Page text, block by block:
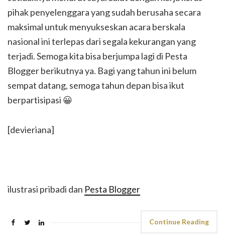
pihak penyelenggara yang sudah berusaha secara
maksimal untuk menyukseskan acara berskala
nasional ini terlepas dari segala kekurangan yang
terjadi. Semoga kita bisa berjumpa lagi di Pesta
Blogger berikutnya ya. Bagi yang tahun ini belum
sempat datang, semoga tahun depan bisa ikut
berpartisipasi 😀
[devieriana]
ilustrasi pribadi dan Pesta Blogger
Continue Reading